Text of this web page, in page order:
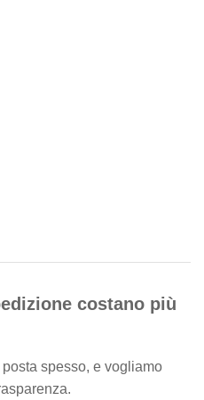
costano più
spesso, e vogliamo